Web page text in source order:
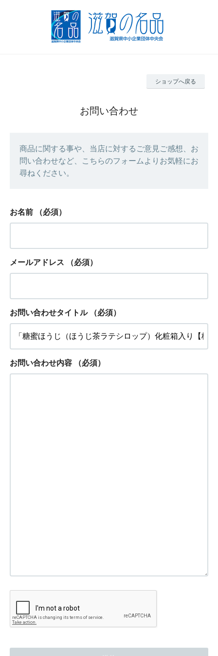
ショップへ戻る
お問い合わせ
商品に関する事や、当店に対するご意見ご感想、お
問い合わせなど、こちらのフォームよりお気軽にお
尋ねください。
お名前 （必須）
メールアドレス （必須）
お問い合わせタイトル （必須）
お問い合わせ内容 （必須）